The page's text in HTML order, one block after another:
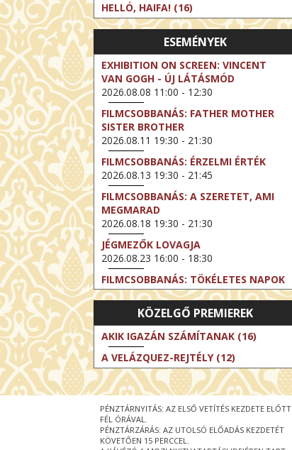
HELLÓ, HAIFA! (16)
ESEMÉNYEK
EXHIBITION ON SCREEN: VINCENT
VAN GOGH - ÚJ LÁTÁSMÓD
2026.08.08 11:00 - 12:30
FILMCSOBBANÁS: FATHER MOTHER
SISTER BROTHER
2026.08.11 19:30 - 21:30
FILMCSOBBANÁS: ÉRZELMI ÉRTÉK
2026.08.13 19:30 - 21:45
FILMCSOBBANÁS: A SZERETET, AMI
MEGMARAD
2026.08.18 19:30 - 21:30
JÉGMEZŐK LOVAGJA
2026.08.23 16:00 - 18:30
FILMCSOBBANÁS: TÖKÉLETES NAPOK
2026.08.25 19:30 - 21:45
FILMCSOBBANÁS: IFJÚSÁG
2026.08.27 19:30 - 21:30
EXHIBITION ON SCREEN: VINCENT
VAN GOGH - ÚJ LÁTÁSMÓD
2026.08.30 11:00 - 12:30
NT LIVE / DAVID IRELAND: THE FIFTH
STEP
2026.09.01 19:00 - 21:00
BERLIN ELESTE
KÖZELGŐ PREMIEREK
AKIK IGAZÁN SZÁMÍTANAK (16)
A VELÁZQUEZ-REJTÉLY (12)
PÉNZTÁRNYITÁS: AZ ELSŐ VETÍTÉS KEZDETE ELŐTT
FÉL ÓRÁVAL.
PÉNZTÁRZÁRÁS: AZ UTOLSÓ ELŐADÁS KEZDETÉT
KÖVETŐEN 15 PERCCEL.